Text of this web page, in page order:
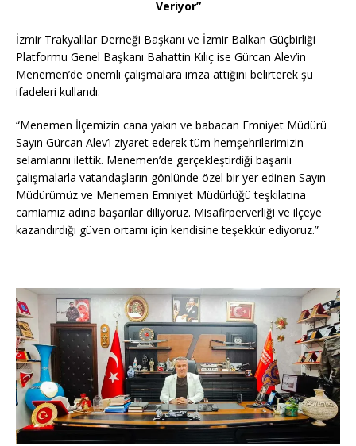
Veriyor”
İzmir Trakyalılar Derneği Başkanı ve İzmir Balkan Güçbirliği
Platformu Genel Başkanı Bahattin Kılıç ise Gürcan Alev’in
Menemen’de önemli çalışmalara imza attığını belirterek şu
ifadeleri kullandı:
“Menemen İlçemizin cana yakın ve babacan Emniyet Müdürü
Sayın Gürcan Alev’i ziyaret ederek tüm hemşehrilerimizin
selamlarını ilettik. Menemen’de gerçekleştirdiği başarılı
çalışmalarla vatandaşların gönlünde özel bir yer edinen Sayın
Müdürümüz ve Menemen Emniyet Müdürlüğü teşkilatına
camiamız adına başarılar diliyoruz. Misafirperverliği ve ilçeye
kazandırdığı güven ortamı için kendisine teşekkür ediyoruz.”